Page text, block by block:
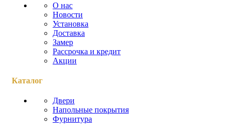
О нас
Новости
Установка
Доставка
Замер
Рассрочка и кредит
Акции
Каталог
Двери
Напольные покрытия
Фурнитура